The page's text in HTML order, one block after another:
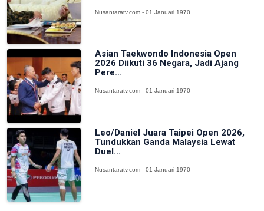
Nusantaratv.com - 01 Januari 1970
Asian Taekwondo Indonesia Open
2026 Diikuti 36 Negara, Jadi Ajang
Pere...
Nusantaratv.com - 01 Januari 1970
Leo/Daniel Juara Taipei Open 2026,
Tundukkan Ganda Malaysia Lewat
Duel...
Nusantaratv.com - 01 Januari 1970